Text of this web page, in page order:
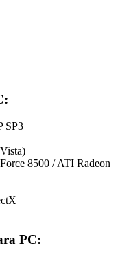
SP3
8500 / ATI Radeon
PC: